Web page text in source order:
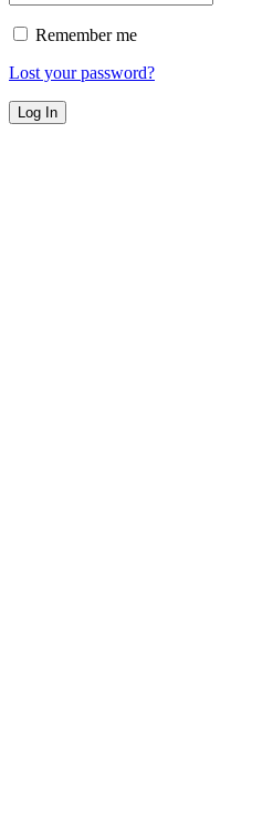
Remember me
Lost your password?